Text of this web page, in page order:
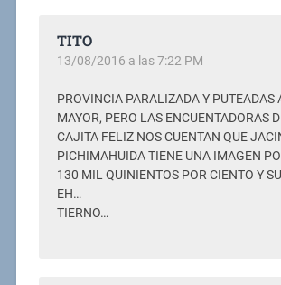
TITO
13/08/2016 a las 7:22 PM
PROVINCIA PARALIZADA Y PUTEADAS
MAYOR, PERO LAS ENCUENTADORAS
CAJITA FELIZ NOS CUENTAN QUE
PICHIMAHUIDA TIENE UNA IMAGEN
130 MIL QUINIENTOS POR CIENTO Y
EH…
TIERNO…